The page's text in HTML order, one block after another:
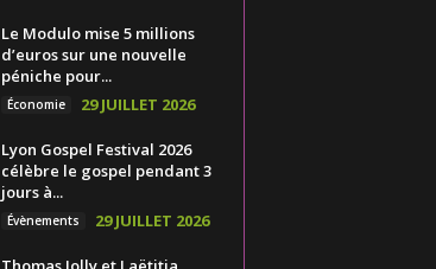
Le Modulo mise 5 millions
d’euros sur une nouvelle
péniche pour...
Économie 29 JUILLET 2026
Lyon Gospel Festival 2026
célèbre le gospel pendant 3
jours à...
Évènements 29 JUILLET 2026